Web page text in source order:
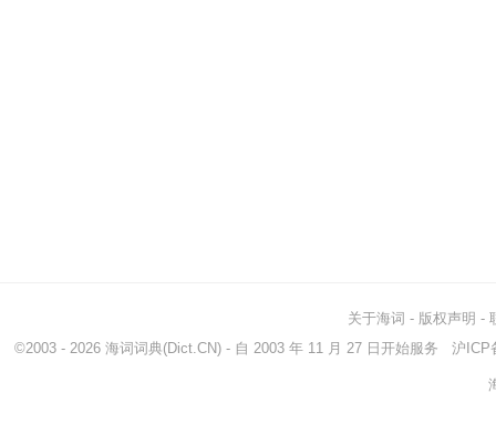
关于海词 - 版权声明 -
©2003 - 2026 海词词典(Dict.CN) - 自 2003 年 11 月 27 日开始服务 沪ICP